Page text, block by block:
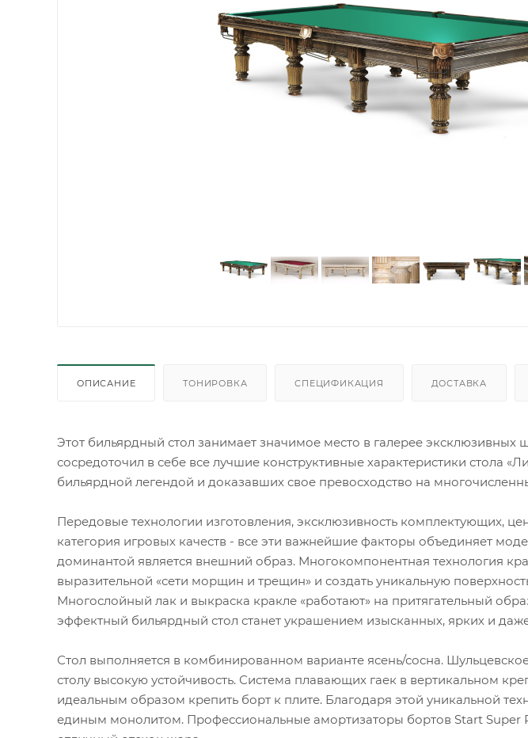
ОПИСАНИЕ ТОНИРОВКА СПЕЦИФИКАЦИЯ ДОСТАВКА
Этот бильярдный стол занимает значимое место в галерее эксклюзивных
сосредоточил в себе все лучшие конструктивные характеристики стола
бильярдной легендой и доказавших свое превосходство на
Передовые технологии изготовления, эксклюзивность комплектующих,
категория игровых качеств - все эти важнейшие факторы объединяет
доминантой является внешний образ. Многокомпонентная технология
выразительной «сети морщин и трещин» и создать уникальную
Многослойный лак и выкраска кракле «работают» на притягательный
эффектный бильярдный стол станет украшением изысканных, ярких и
Стол выполняется в комбинированном варианте ясень/сосна.
столу высокую устойчивость. Система плавающих гаек в вертикальном
идеальным образом крепить борт к плите. Благодаря этой уникальной
единым монолитом. Профессиональные амортизаторы бортов Start Super